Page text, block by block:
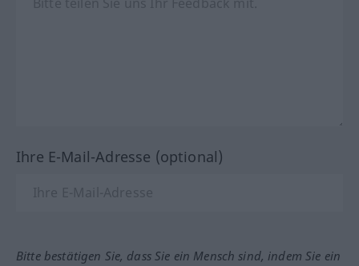
Ihre E-Mail-Adresse (optional)
Bitte bestätigen Sie, dass Sie ein Mensch sind, indem Sie ein